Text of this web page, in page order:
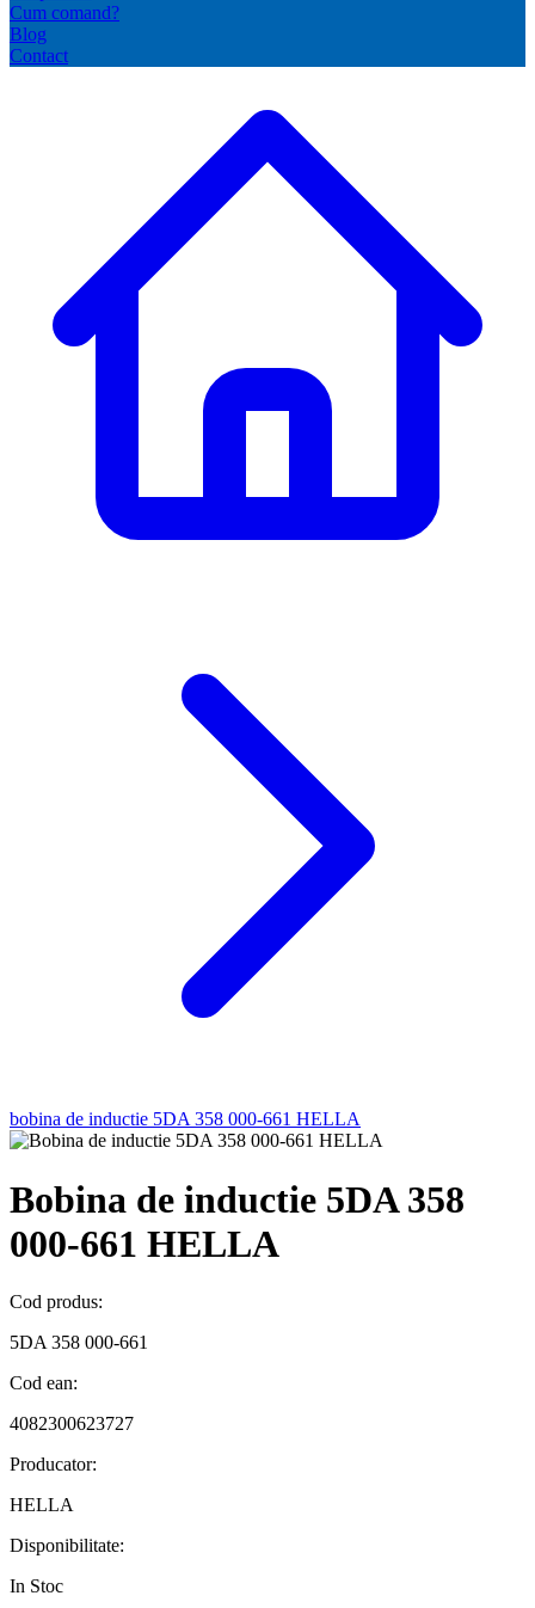
Cum comand?
Blog
Contact
bobina de inductie 5DA 358 000-661 HELLA
Bobina de inductie 5DA 358
000-661 HELLA
Cod produs:
5DA 358 000-661
Cod ean:
4082300623727
Producator:
HELLA
Disponibilitate:
In Stoc